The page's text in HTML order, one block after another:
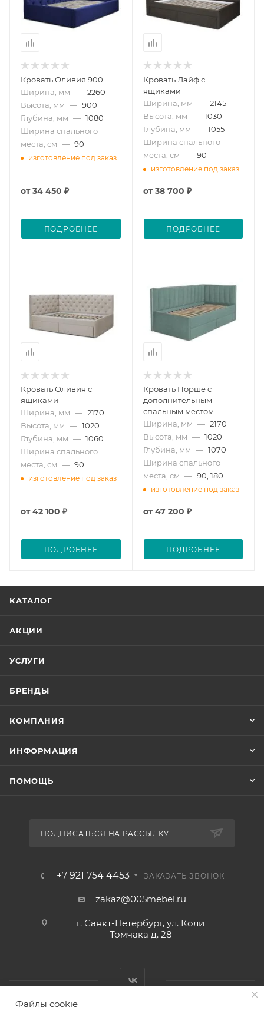
Кровать Оливия 900
Ширина, мм — 2260
Высота, мм — 900
Глубина, мм — 1080
Ширина спального
места, см — 90
изготовление под заказ
от34 450 ₽
ПОДРОБНЕЕ
Кровать Лайф с
ящиками
Ширина, мм — 2145
Высота, мм — 1030
Глубина, мм — 1055
Ширина спального
места, см — 90
изготовление под заказ
от38 700 ₽
ПОДРОБНЕЕ
Кровать Оливия с
ящиками
Ширина, мм — 2170
Высота, мм — 1020
Глубина, мм — 1060
Ширина спального
места, см — 90
изготовление под заказ
от42 100 ₽
ПОДРОБНЕЕ
Кровать Порше с
дополнительным
спальным местом
Ширина, мм — 2170
Высота, мм — 1020
Глубина, мм — 1070
Ширина спального
места, см — 90, 180
изготовление под заказ
от47 200 ₽
ПОДРОБНЕЕ
КАТАЛОГ
АКЦИИ
УСЛУГИ
БРЕНДЫ
КОМПАНИЯ
ИНФОРМАЦИЯ
ПОМОЩЬ
ПОДПИСАТЬСЯ НА РАССЫЛКУ
+7 921 754 4453 ЗАКАЗАТЬ ЗВОНОК
zakaz@005mebel.ru
г. Санкт-Петербург, ул. Коли
Томчака д. 28
Файлы cookie